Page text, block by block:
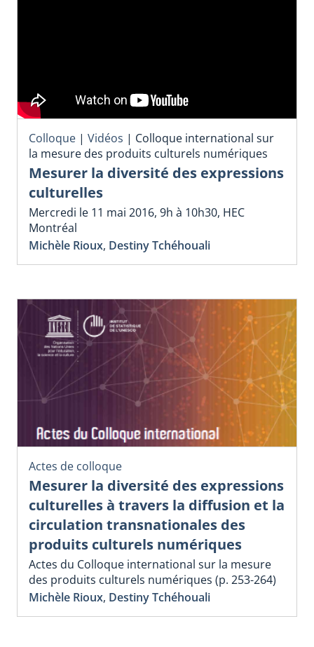
Colloque | Vidéos | Colloque international sur
la mesure des produits culturels numériques
Mesurer la diversité des expressions
culturelles
Mercredi le 11 mai 2016, 9h à 10h30, HEC
Montréal
Michèle Rioux, Destiny Tchéhouali
Actes de colloque
Mesurer la diversité des expressions
culturelles à travers la diffusion et la
circulation transnationales des
produits culturels numériques
Actes du Colloque international sur la mesure
des produits culturels numériques (p. 253-264)
Michèle Rioux, Destiny Tchéhouali